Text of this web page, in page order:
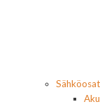
Sähköosat